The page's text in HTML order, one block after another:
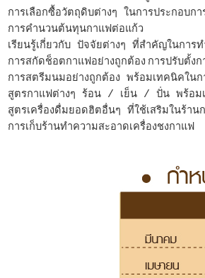
การเลือกซื้อวัตถุดิบต่างๆ ในการประกอบกา
การคำนวนต้นทุนกาแฟต่อแก้ว
เรียนรู้เกี่ยวกับ ปัจจัยต่างๆ ที่สำคัญในก
การสกัดช็อตกาแฟอย่างถูกต้อง การปรับตั้ง
การสตรีมนมอย่างถูกต้อง พร้อมเทคนิคในก
สูตรกาแฟต่างๆ ร้อน / เย็น / ปั่น พร้อมเท
สูตรเครื่องดื่มยอดฮิตอื่นๆ ที่ใช้เสริมในร้า
การเก็บร้านทำความสะอาดเครื่องชงกาแฟ